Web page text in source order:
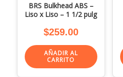
BRS Bulkhead ABS –
Liso x Liso – 1 1/2 pulg
$259.00
AÑADIR AL
CARRITO